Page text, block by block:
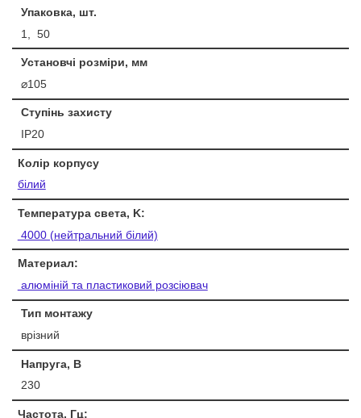
Упаковка, шт.
1, 50
Установчі розміри, мм
⌀105
Ступінь захисту
IP20
Колір корпусу
білий
Температура света, K:
4000 (нейтральний білий)
Материал:
алюміній та пластиковий розсіювач
Тип монтажу
врізний
Напруга, В
230
Частота, Гц: